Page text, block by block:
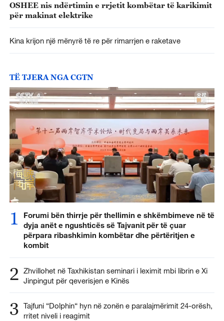
OSHEE nis ndërtimin e rrjetit kombëtar të karikimit
për makinat elektrike
Kina krijon një mënyrë të re për rimarrjen e raketave
TË TJERA NGA CGTN
1
Forumi bën thirrje për thellimin e shkëmbimeve në të
dyja anët e ngushticës së Tajvanit për të çuar
përpara ribashkimin kombëtar dhe përtëritjen e
kombit
2 Zhvillohet në Taxhikistan seminari i leximit mbi librin e Xi
Jinpingut për qeverisjen e Kinës
3 Tajfuni “Dolphin“ hyn në zonën e paralajmërimit 24-orësh,
rritet niveli i reagimit